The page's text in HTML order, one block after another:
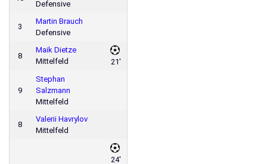
Defensive
3
Martin Brauch
Defensive
8
Maik Dietze
Mittelfeld
21'
9
Stephan
Salzmann
Mittelfeld
8
Valerii Havrylov
Mittelfeld
24'